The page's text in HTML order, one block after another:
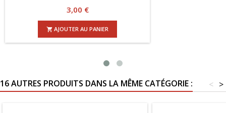
AJOUTER AU PANIER
16 AUTRES PRODUITS DANS LA MÊME CATÉGORIE : >
<